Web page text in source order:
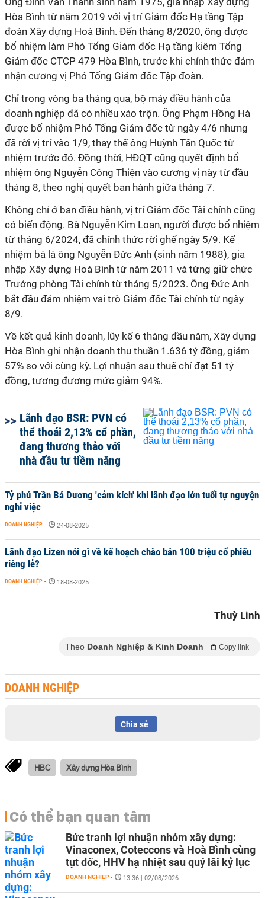
Hòa Bình từ năm 2019 với vị trí Giám đốc Hạ tầng Tập
đoàn Xây dựng Hoà Bình. Đến tháng 8/2020, ông được
bổ nhiệm làm Phó Tổng Giám đốc Hạ tầng kiêm Tổng
Giám đốc CTCP 479 Hòa Bình, trước khi chính thức đảm
nhận cương vị Phó Tổng Giám đốc Tập đoàn.
Chỉ trong vòng ba tháng qua, bộ máy điều hành của
doanh nghiệp đã có nhiều xáo trộn. Ông Phạm Hồng Hà
được bổ nhiệm Phó Tổng Giám đốc từ ngày 4/6 nhưng
đã rời vị trí vào 1/9, thay thế ông Huỳnh Tấn Quốc từ
nhiệm trước đó. Đồng thời, HĐQT cũng quyết định bổ
nhiệm ông Nguyễn Công Thiện vào cương vị này từ đầu
tháng 8, theo nghị quyết ban hành giữa tháng 7.
Không chỉ ở ban điều hành, vị trí Giám đốc Tài chính cũng
có biến động. Bà Nguyễn Kim Loan, người được bổ nhiệm
từ tháng 6/2024, đã chính thức rời ghế ngày 5/9. Kế
nhiệm bà là ông Nguyễn Đức Anh (sinh năm 1988), gia
nhập Xây dựng Hoà Bình từ năm 2011 và từng giữ chức
Trưởng phòng Tài chính từ tháng 5/2023. Ông Đức Anh
bắt đầu đảm nhiệm vai trò Giám đốc Tài chính từ ngày
8/9.
Về kết quả kinh doanh, lũy kế 6 tháng đầu năm, Xây dựng
Hòa Bình ghi nhận doanh thu thuần 1.636 tỷ đồng, giảm
57% so với cùng kỳ. Lợi nhuận sau thuế chỉ đạt 51 tỷ
đồng, tương đương mức giảm 94%.
Lãnh đạo BSR: PVN có
thể thoái 2,13% cổ phần,
đang thương thảo với
nhà đầu tư tiềm năng
Tỷ phú Trần Bá Dương 'cảm kích' khi lãnh đạo lớn tuổi tự nguyện
nghỉ việc
DOANH NGHIỆP - 24-08-2025
Lãnh đạo Lizen nói gì về kế hoạch chào bán 100 triệu cổ phiếu
riêng lẻ?
DOANH NGHIỆP - 18-08-2025
Thuỳ Linh
Theo Doanh Nghiệp & Kinh Doanh Copy link
DOANH NGHIỆP
Chia sẻ
HBC Xây dựng Hòa Bình
Có thể bạn quan tâm
Bức tranh lợi nhuận nhóm xây dựng:
Vinaconex, Coteccons và Hoà Bình cùng
tụt dốc, HHV hạ nhiệt sau quý lãi kỷ lục
DOANH NGHIỆP - 13:36 | 02/08/2026